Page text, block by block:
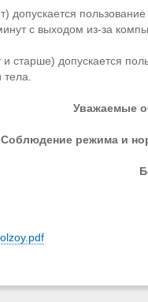
допускается
с выходом из-за
старше) допускается
тела.
Уважаемые
Соблюдение режима и